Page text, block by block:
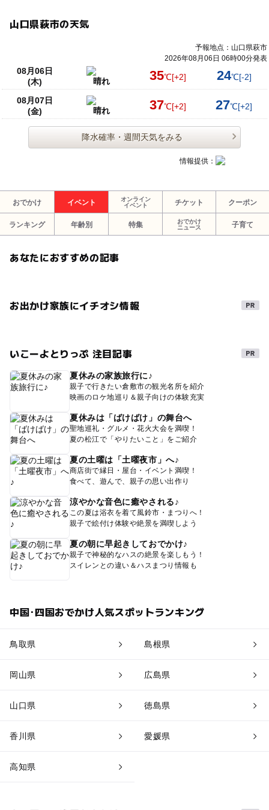
山口県萩市の天気
予報地点：山口県萩市
2026年08月06日 06時00分発表
08月06日
(木)
晴れ 35℃[+2] 24℃[-2]
08月07日
(金)
晴れ 37℃[+2] 27℃[+2]
降水確率・週間天気をみる
情報提供：
おでかけ イベント
オンライン
イベント
チケット クーポン
ランキング 年齢別 特集
おでかけ
ニュース
子育て
あなたにおすすめの記事
お出かけ家族にイチオシ情報
いこーよとりっぷ 注目記事
夏休みの家族旅行に♪
親子で行きたい倉敷市の観光名所を紹介
映画のロケ地巡り＆親子向けの体験充実
夏休みは「ばけばけ」の舞台へ
聖地巡礼・グルメ・花火大会を満喫！
夏の松江で「やりたいこと」をご紹介
夏の土曜は「土曜夜市」へ♪
商店街で縁日・屋台・イベント満喫！
食べて、遊んで、親子の思い出作り
涼やかな音色に癒やされる♪
この夏は浴衣を着て風鈴市・まつりへ！
親子で絵付け体験や絶景を満喫しよう
夏の朝に早起きしておでかけ♪
親子で神秘的なハスの絶景を楽しもう！
スイレンとの違い＆ハスまつり情報も
中国･四国おでかけ人気スポットランキング
鳥取県 島根県
岡山県 広島県
山口県 徳島県
香川県 愛媛県
高知県